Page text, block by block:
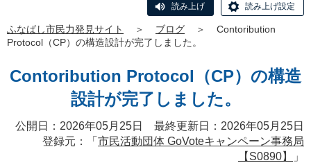
読み上げ 読み上げ設定
ふなばし市民力発見サイト ＞ ブログ ＞
Contoribution
Protocol（CP）の構造設計が完了しました。
Contoribution Protocol（CP）の構造
設計が完了しました。
公開日：2026年05月25日 最終更新日：2026年05月25日
登録元：「 市民活動団体 GoVoteキャンペーン事務局
【S0890】
」